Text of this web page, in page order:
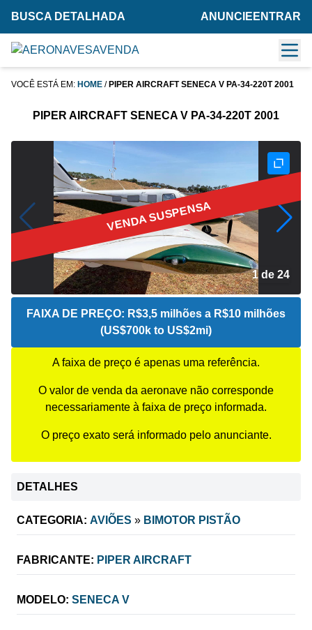
BUSCA DETALHADA ANUNCIE ENTRAR
VOCÊ ESTÁ EM: HOME / PIPER AIRCRAFT SENECA V PA-34-220T 2001
PIPER AIRCRAFT SENECA V PA-34-220T 2001
VENDA SUSPENSA
2 de 24
FAIXA DE PREÇO: R$3,5 milhões a R$10 milhões
(US$700k to US$2mi)
A faixa de preço é apenas uma referência.
O valor de venda da aeronave não corresponde
necessariamente à faixa de preço informada.
O preço exato será informado pelo anunciante.
DETALHES
CATEGORIA: AVIÕES » BIMOTOR PISTÃO
FABRICANTE: PIPER AIRCRAFT
MODELO: SENECA V